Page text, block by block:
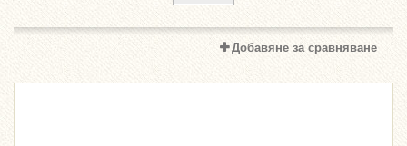
Добавяне за сравняване